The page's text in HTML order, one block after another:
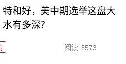
特和好，美中期选举这盘大
有多深？
阅读 5573